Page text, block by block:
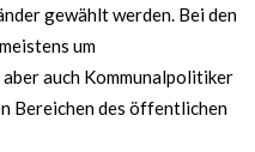
gewählt werden. Bei den
um
auch Kommunalpolitiker
Bereichen des öffentlichen